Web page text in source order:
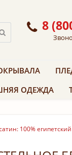
8
ОДЕЖДА
100% египетский